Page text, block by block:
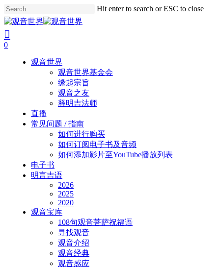
Skip
to
main
content
Hit enter to search or ESC to close
Close
Search
search
account
0
观音世界
观音世界基金会
缘起宗旨
观音之友
释明吉法师
直播
常见问题 / 指南
如何进行购买
如何订阅电子书及音频
如何添加影片至YouTube播放列表
电子书
明言吉语
2026
2025
2020
观音宝库
108句观音菩萨祝福语
寻找观音
观音介绍
观音经典
观音感应